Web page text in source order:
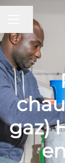
MENU CARRIÈRE
Partager la
gaz)